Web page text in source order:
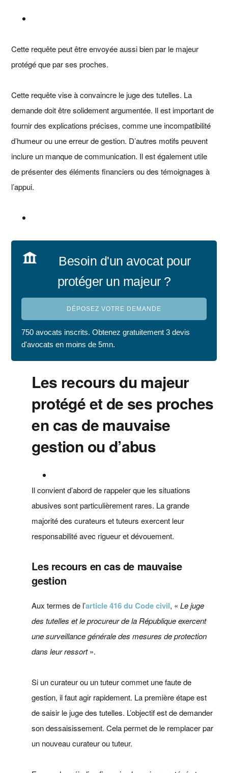
Cette requête peut être envoyée aussi bien par le majeur
protégé que par ses proches.
Cette requête vise à convaincre le juge des tutelles. La
demande doit être solidement argumentée. Il est important de
fournir des explications précises, comme une incompatibilité
d’humeur ou une erreur de gestion. D’autres motifs peuvent
inclure un manque de communication. Il est également utile
de présenter des éléments financiers ou des témoignages à
l’appui.
Besoin d'un avocat pour
protéger un majeur ?
DÉPOSEZ VOTRE DEMANDE
750 avocats inscrits. Obtenez gratuitement 3 devis
d'avocats en moins de 5mn.
Les recours du majeur
protégé et de ses proches
en cas de mauvaise
gestion ou d’abus
Il convient d’abord de rappeler que les situations
abusives sont particulièrement rares. La grande
majorité des curateurs et tuteurs exercent leur
responsabilité avec rigueur et dévouement.
Les recours en cas de mauvaise
gestion
Aux termes de l’article 416 du Code civil, «Le juge
des tutelles et le procureur de la République exercent
une surveillance générale des mesures de protection
dans leur ressort».
Si un curateur ou un tuteur commet une faute de
gestion, il faut agir rapidement. La première étape est
de saisir le juge des tutelles. L’objectif est de demander
son dessaisissement. Cela permet de le remplacer par
un nouveau curateur ou tuteur.